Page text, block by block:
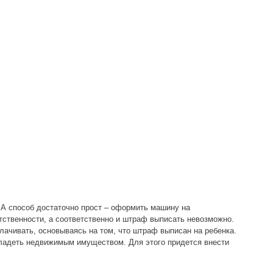
способ достаточно прост – оформить машину на
а соответственно и штраф выписать невозможно.
основываясь на том, что штраф выписан на ребенка.
недвижимым имуществом. Для этого придется внести